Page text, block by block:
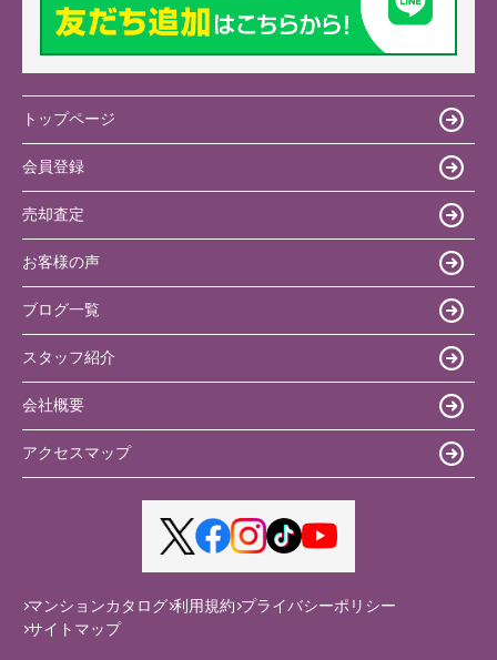
トップページ
会員登録
売却査定
お客様の声
ブログ一覧
スタッフ紹介
会社概要
アクセスマップ
マンションカタログ 利用規約 プライバシーポリシー
サイトマップ